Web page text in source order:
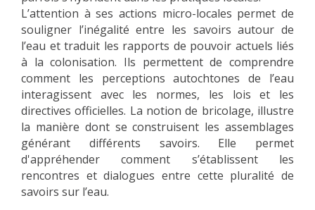
L’attention à ses actions micro-locales permet de
souligner l’inégalité entre les savoirs autour de
l’eau et traduit les rapports de pouvoir actuels liés
à la colonisation. Ils permettent de comprendre
comment les perceptions autochtones de l’eau
interagissent avec les normes, les lois et les
directives officielles. La notion de bricolage, illustre
la manière dont se construisent les assemblages
générant différents savoirs. Elle permet
d'appréhender comment s’établissent les
rencontres et dialogues entre cette pluralité de
savoirs sur l’eau.